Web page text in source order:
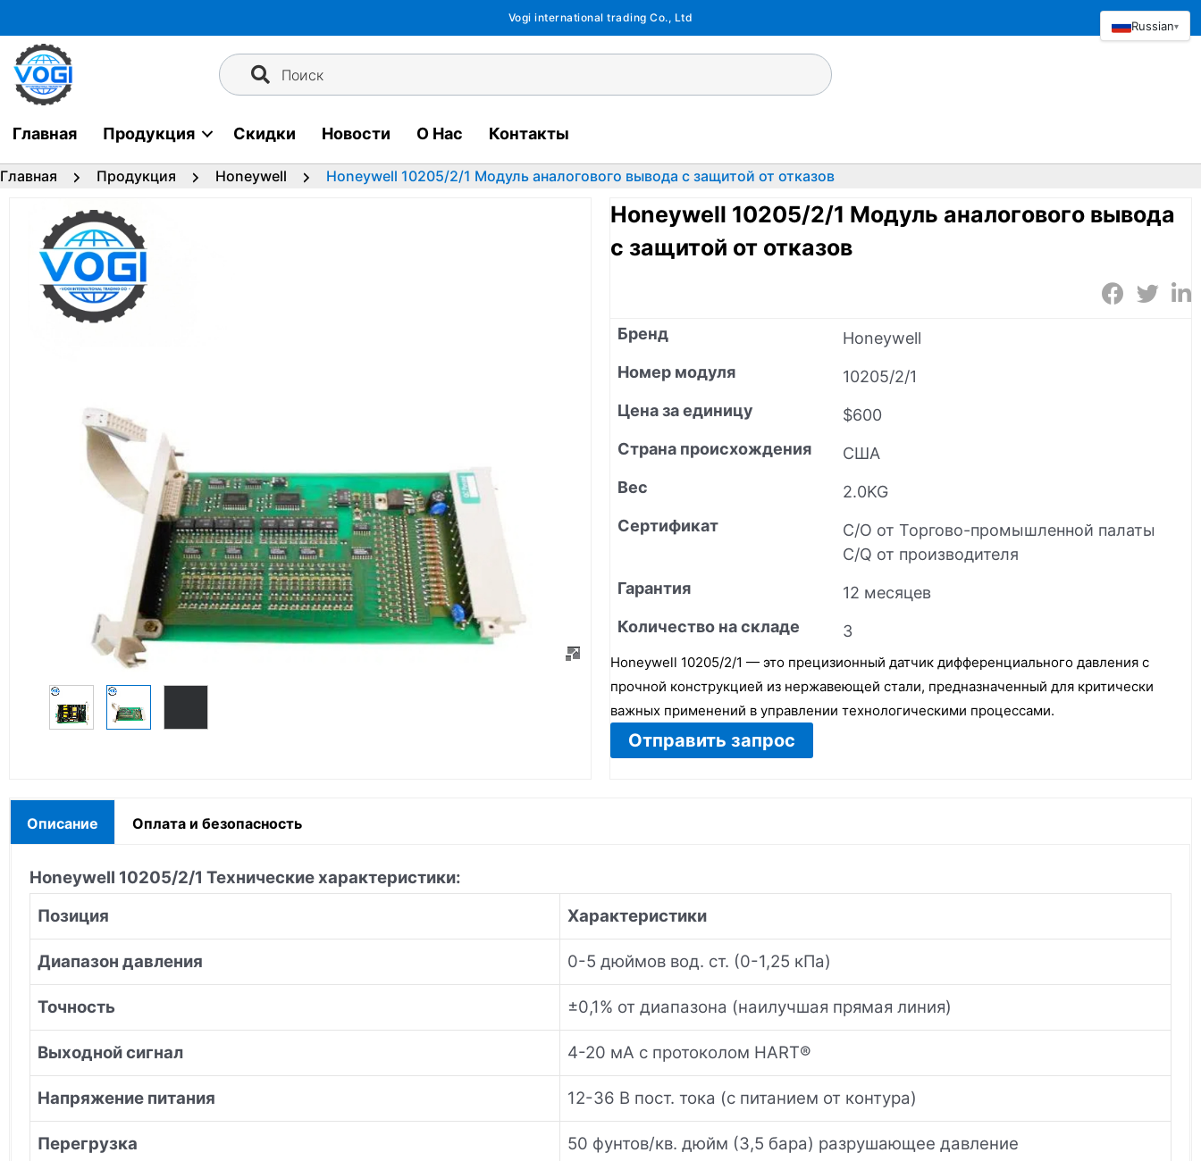
к
содержимому
Vogi international trading Co., Ltd
Поиск
Главная Продукция Скидки Новости О Нас Контакты
Главная Продукция Honeywell Honeywell 10205/2/1 Модуль аналогового вывода с защитой от отказов
Honeywell 10205/2/1 Модуль аналогового вывода
с защитой от отказов
Бренд
Honeywell
Номер модуля
10205/2/1
Цена за единицу
$600
Страна происхождения
США
Вес
2.0KG
Сертификат
C/O от Торгово-промышленной палаты
C/Q от производителя
Гарантия
12 месяцев
Количество на складе
3
Honeywell 10205/2/1 — это прецизионный датчик дифференциального давления с
прочной конструкцией из нержавеющей стали, предназначенный для критически
важных применений в управлении технологическими процессами.
Отправить запрос
Описание Оплата и безопасность
Honeywell 10205/2/1 Технические характеристики:
Позиция
Характеристики
Диапазон давления 0-5 дюймов вод. ст. (0-1,25 кПа)
Точность ±0,1% от диапазона (наилучшая прямая линия)
Выходной сигнал 4-20 мА с протоколом HART®
Напряжение питания 12-36 В пост. тока (с питанием от контура)
Перегрузка 50 фунтов/кв. дюйм (3,5 бара) разрушающее давление
Russian▾